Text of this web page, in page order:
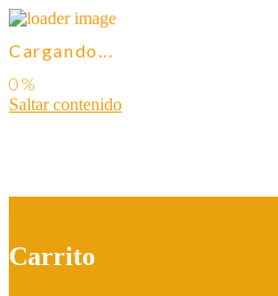
Cargando...
Saltar contenido
Carrito